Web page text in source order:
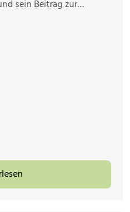
sein Beitrag zur…